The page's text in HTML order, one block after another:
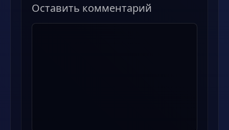
Оставить комментарий
Комментарий